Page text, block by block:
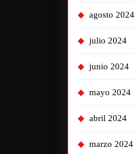
agosto 2024
julio 2024
junio 2024
mayo 2024
abril 2024
marzo 2024